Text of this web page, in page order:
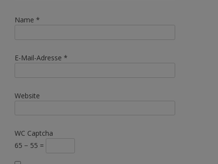
Name *
E-Mail-Adresse *
Website
WC Captcha
65 − 55 =